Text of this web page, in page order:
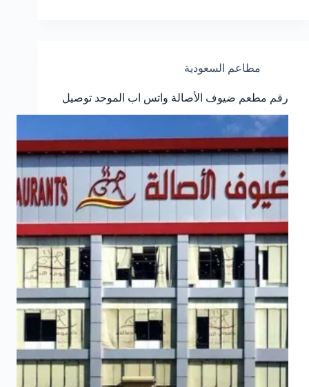
السعودية
مطاعم السعودية
رقم مطعم ضيوف الأصالة واتس اب الموحد توصيل